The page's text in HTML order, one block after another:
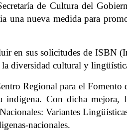
de Cultura del
una nueva medida para
en sus solicitudes de ISBN
diversidad cultural y
Regional para el
Con dicha mejora,
Variantes
nacionales.